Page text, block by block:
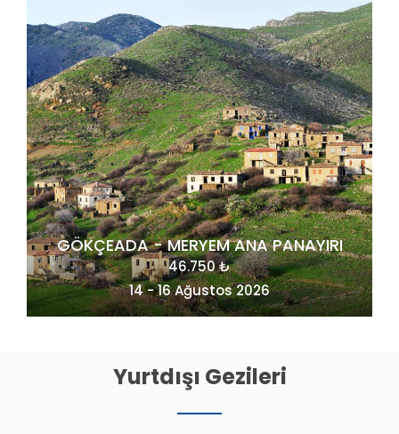
MAÇAHEL VE KUZEY DOĞU KARADENİZ
49.275 ₺
20 - 23 Ağustos 2026
Yurtdışı Gezileri